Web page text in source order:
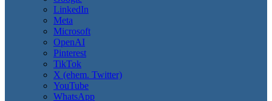
LinkedIn
Meta
Microsoft
OpenAI
Pinterest
TikTok
X (ehem. Twitter)
YouTube
WhatsApp